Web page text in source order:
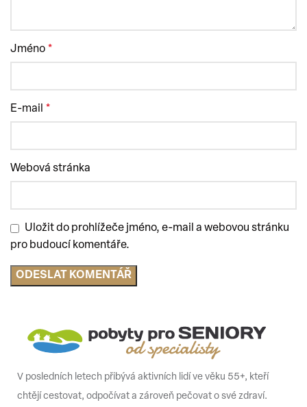
Jméno *
E-mail *
Webová stránka
Uložit do prohlížeče jméno, e-mail a webovou stránku
pro budoucí komentáře.
V posledních letech přibývá aktivních lidí ve věku 55+, kteří
chtějí cestovat, odpočívat a zároveň pečovat o své zdraví.